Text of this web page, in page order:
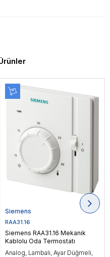
Siemens
RAA31.16
Siemens RAA31.16 Mekanik
Kablolu Oda Termostatı
Analog, Lambalı, Ayar Düğmeli,